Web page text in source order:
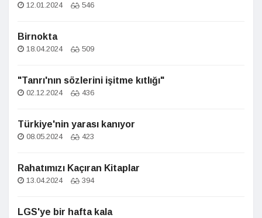
12.01.2024 546
Birnokta
18.04.2024 509
"Tanrı'nın sözlerini işitme kıtlığı"
02.12.2024 436
Türkiye'nin yarası kanıyor
08.05.2024 423
Rahatımızı Kaçıran Kitaplar
13.04.2024 394
LGS'ye bir hafta kala